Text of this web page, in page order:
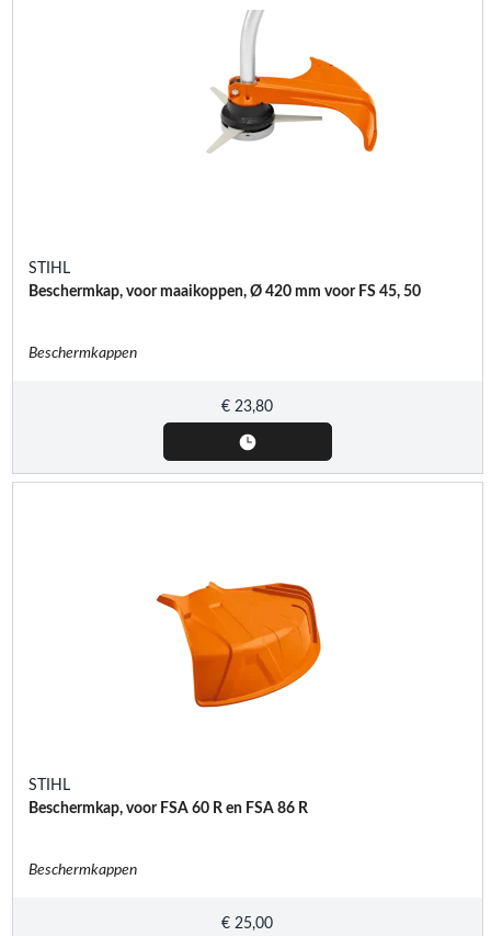
STIHL
Beschermkap, voor maaikoppen, Ø 420 mm voor FS 45, 50
Beschermkappen
€ 23,80
STIHL
Beschermkap, voor FSA 60 R en FSA 86 R
Beschermkappen
€ 25,00